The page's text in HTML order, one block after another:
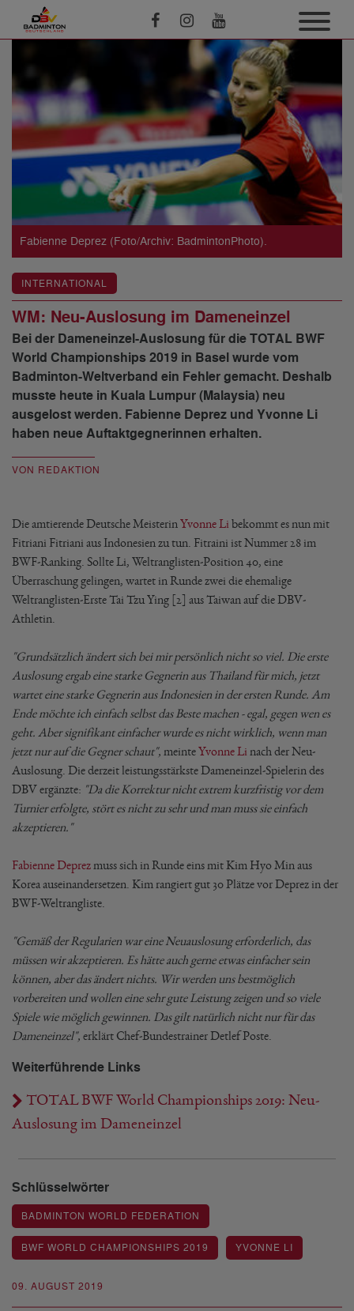
Fabienne Deprez (Foto/Archiv: BadmintonPhoto).
09. AUGUST 2019
INTERNATIONAL
WM: Neu-Auslosung im Dameneinzel
Bei der Dameneinzel-Auslosung für die TOTAL BWF
World Championships 2019 in Basel wurde vom
Badminton-Weltverband ein Fehler gemacht. Deshalb
musste heute in Kuala Lumpur (Malaysia) neu
ausgelost werden. Fabienne Deprez und Yvonne Li
haben neue Auftaktgegnerinnen erhalten.
VON REDAKTION
Die amtierende Deutsche Meisterin Yvonne Li bekommt es nun mit
Fitriani Fitriani aus Indonesien zu tun. Fitraini ist Nummer 28 im
BWF-Ranking. Sollte Li, Weltranglisten-Position 40, eine
Überraschung gelingen, wartet in Runde zwei die ehemalige
Weltranglisten-Erste Tai Tzu Ying [2] aus Taiwan auf die DBV-
Athletin.
"Grundsätzlich ändert sich bei mir persönlich nicht so viel. Die erste
Auslosung ergab eine starke Gegnerin aus Thailand für mich, jetzt
wartet eine starke Gegnerin aus Indonesien in der ersten Runde. Am
Ende möchte ich einfach selbst das Beste machen - egal, gegen wen es
geht. Aber signifikant einfacher wurde es nicht wirklich, wenn man
jetzt nur auf die Gegner schaut", meinteYvonne Li nach der Neu-
Auslosung. Die derzeit leistungsstärkste Dameneinzel-Spielerin des
DBV ergänzte: "Da die Korrektur nicht extrem kurzfristig vor dem
Turnier erfolgte, stört es nicht zu sehr und man muss sie einfach
akzeptieren."
Fabienne Deprez muss sich in Runde eins mit Kim Hyo Min aus
Korea auseinandersetzen. Kim rangiert gut 30 Plätze vor Deprez in der
BWF-Weltrangliste.
"Gemäß der Regularien war eine Neuauslosung erforderlich, das
müssen wir akzeptieren. Es hätte auch gerne etwas einfacher sein
können, aber das ändert nichts. Wir werden uns bestmöglich
vorbereiten und wollen eine sehr gute Leistung zeigen und so viele
Spiele wie möglich gewinnen. Das gilt natürlich nicht nur für das
Dameneinzel", erklärt Chef-Bundestrainer Detlef Poste.
Weiterführende Links
TOTAL BWF World Championships 2019: Neu-
Auslosung im Dameneinzel
Schlüsselwörter
BADMINTON WORLD FEDERATION
BWF WORLD CHAMPIONSHIPS 2019 YVONNE LI